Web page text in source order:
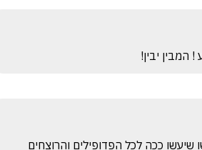
! המבין יבין!